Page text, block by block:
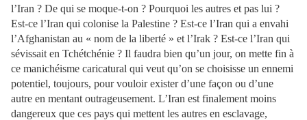
l’Iran ? De qui se moque-t-on ? Pourquoi les autres et pas lui ?
Est-ce l’Iran qui colonise la Palestine ? Est-ce l’Iran qui a envahi
l’Afghanistan au « nom de la liberté » et l’Irak ? Est-ce l’Iran qui
sévissait en Tchétchénie ? Il faudra bien qu’un jour, on mette fin à
ce manichéisme caricatural qui veut qu’on se choisisse un ennemi
potentiel, toujours, pour vouloir exister d’une façon ou d’une
autre en mentant outrageusement. L’Iran est finalement moins
dangereux que ces pays qui mettent les autres en esclavage,